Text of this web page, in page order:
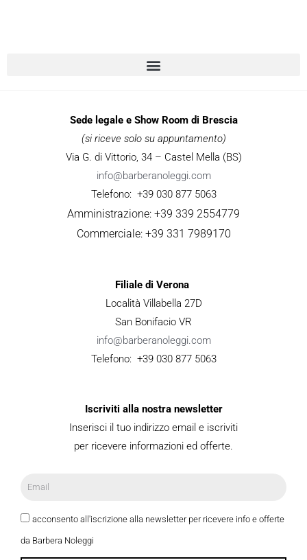
Sede legale e Show Room di Brescia
(si riceve solo su appuntamento)
Via G. di Vittorio, 34 – Castel Mella (BS)
info@barberanoleggi.com
Telefono: +39 030 877 5063
Amministrazione: +39 339 2554779
Commerciale: +39 331 7989170
Filiale di Verona
Località Villabella 27D
San Bonifacio VR
info@barberanoleggi.com
Telefono: +39 030 877 5063
Iscriviti alla nostra newsletter
Inserisci il tuo indirizzo email e iscriviti
per ricevere informazioni ed offerte.
acconsento all'iscrizione alla newsletter per ricevere info e offerte
da Barbera Noleggi